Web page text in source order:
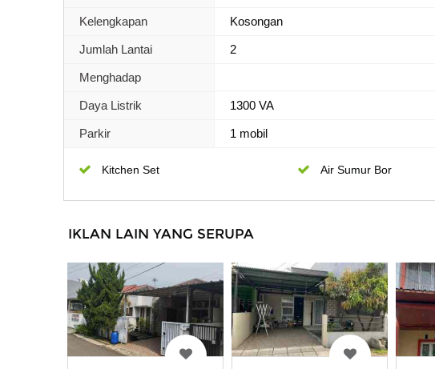
Kelengkapan Kosongan
Jumlah Lantai 2
Menghadap
Daya Listrik 1300 VA
Parkir 1 mobil
Kitchen Set Air Sumur Bor
IKLAN LAIN YANG SERUPA